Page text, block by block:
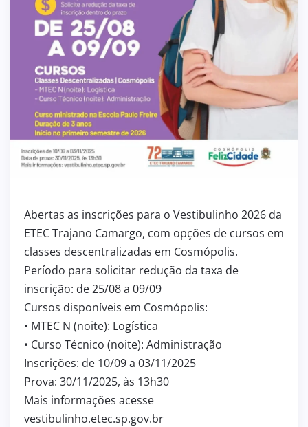
Abertas as inscrições para o Vestibulinho 2026 da
ETEC Trajano Camargo, com opções de cursos em
classes descentralizadas em Cosmópolis.
Período para solicitar redução da taxa de
inscrição: de 25/08 a 09/09
Cursos disponíveis em Cosmópolis:
• MTEC N (noite): Logística
• Curso Técnico (noite): Administração
Inscrições: de 10/09 a 03/11/2025
Prova: 30/11/2025, às 13h30
Mais informações acesse
vestibulinho.etec.sp.gov.br